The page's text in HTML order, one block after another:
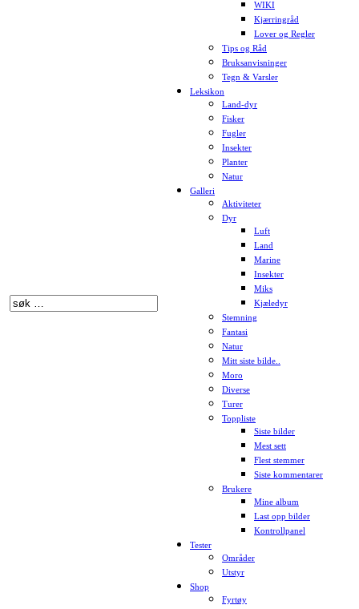
WIKI
Kjærringråd
Lover og Regler
Tips og Råd
Bruksanvisninger
Tegn & Varsler
Leksikon
Land-dyr
Fisker
Fugler
Insekter
Planter
Natur
Galleri
Aktiviteter
Dyr
Luft
Land
Marine
Insekter
Miks
Kjæledyr
Stemning
Fantasi
Natur
Mitt siste bilde..
Moro
Diverse
Turer
Toppliste
Siste bilder
Mest sett
Flest stemmer
Siste kommentarer
Brukere
Mine album
Last opp bilder
Kontrollpanel
Tester
Områder
Utstyr
Shop
Fyrtøy